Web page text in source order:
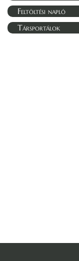
Feltöltési napló
Társportálok